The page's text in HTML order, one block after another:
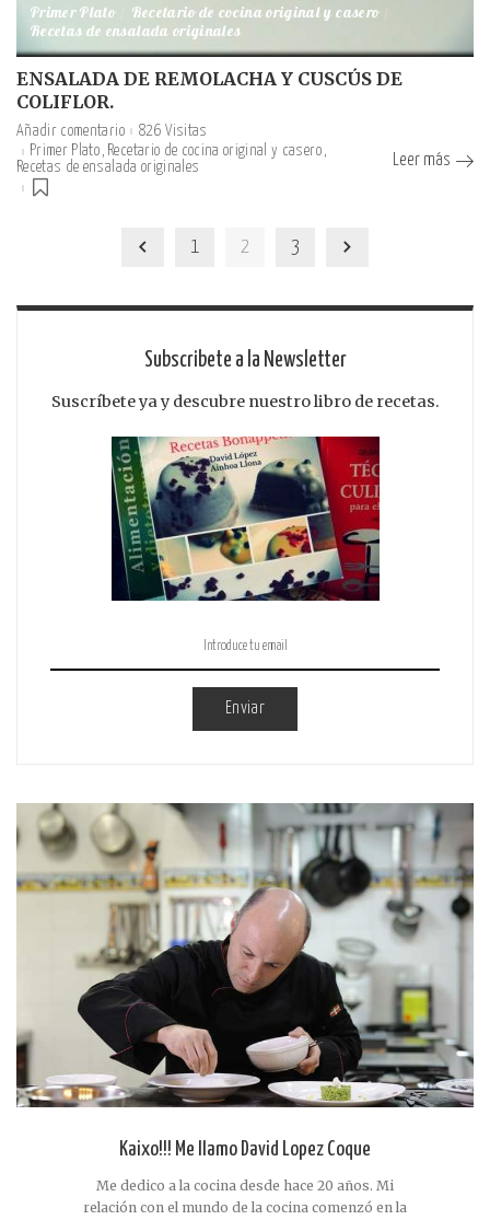
Primer Plato Recetario de cocina original y casero
Recetas de ensalada originales
ENSALADA DE REMOLACHA Y CUSCÚS DE
COLIFLOR.
Añadir comentario
826 Visitas
Primer Plato Recetario de cocina original y casero
Recetas de ensalada originales
Leer más
1 2 3
Subscribete a la Newsletter
Suscríbete ya y descubre nuestro libro de recetas.
Enviar
Kaixo!!! Me llamo David Lopez Coque
Me dedico a la cocina desde hace 20 años. Mi
relación con el mundo de la cocina comenzó en la